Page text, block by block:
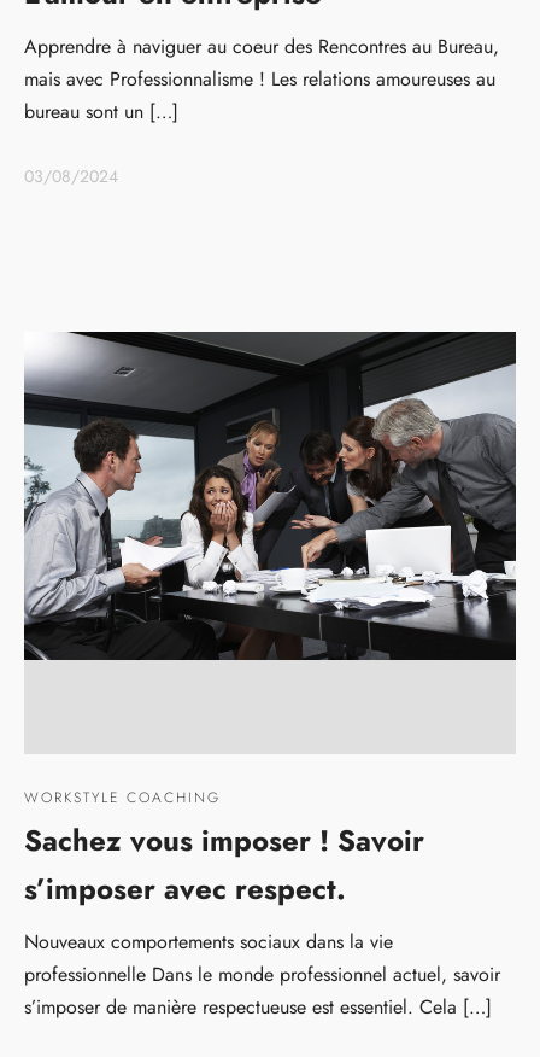
Apprendre à naviguer au coeur des Rencontres au Bureau,
mais avec Professionnalisme ! Les relations amoureuses au
bureau sont un […]
03/08/2024
WORKSTYLE COACHING
Sachez vous imposer ! Savoir
s’imposer avec respect.
Nouveaux comportements sociaux dans la vie
professionnelle Dans le monde professionnel actuel, savoir
s’imposer de manière respectueuse est essentiel. Cela […]